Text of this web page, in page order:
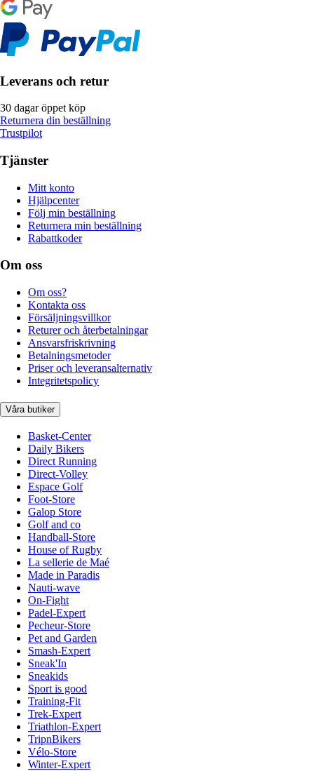
Leverans och retur
30 dagar öppet köp
Returnera din beställning
Trustpilot
Tjänster
Mitt konto
Hjälpcenter
Följ min beställning
Returnera min beställning
Rabattkoder
Om oss
Om oss?
Kontakta oss
Försäljningsvillkor
Returer och återbetalningar
Ansvarsfriskrivning
Betalningsmetoder
Priser och leveransalternativ
Integritetspolicy
Våra butiker
Basket-Center
Daily Bikers
Direct Running
Direct-Volley
Espace Golf
Foot-Store
Galop Store
Golf and co
Handball-Store
House of Rugby
La sellerie de Maé
Made in Paradis
Nauti-wave
On-Fight
Padel-Expert
Pecheur-Store
Pet and Garden
Smash-Expert
Sneak'In
Sneakids
Sport is good
Training-Fit
Trek-Expert
Triathlon-Expert
TripnBikers
Vélo-Store
Winter-Expert